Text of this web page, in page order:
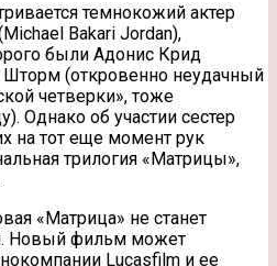
темнокожий актер
Bakari Jordan),
были Адонис Крид
(откровенно неудачный
четверки», тоже
Однако об участии сестер
на тот еще момент рук
трилогия «Матрицы»,
«Матрица» не станет
Новый фильм может
Lucasfilm и ее